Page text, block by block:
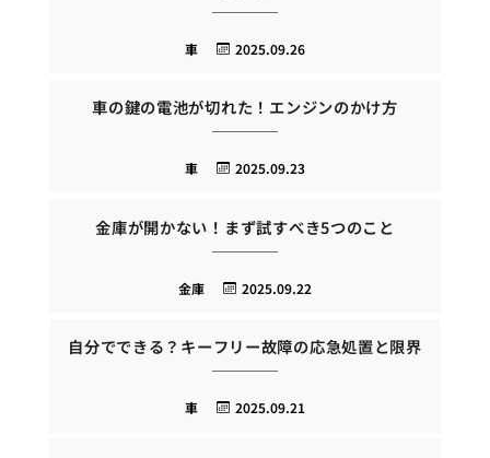
2025.09.26
車
車の鍵の電池が切れた！エンジンのかけ方
2025.09.23
車
金庫が開かない！まず試すべき5つのこと
2025.09.22
金庫
自分でできる？キーフリー故障の応急処置と限界
2025.09.21
車